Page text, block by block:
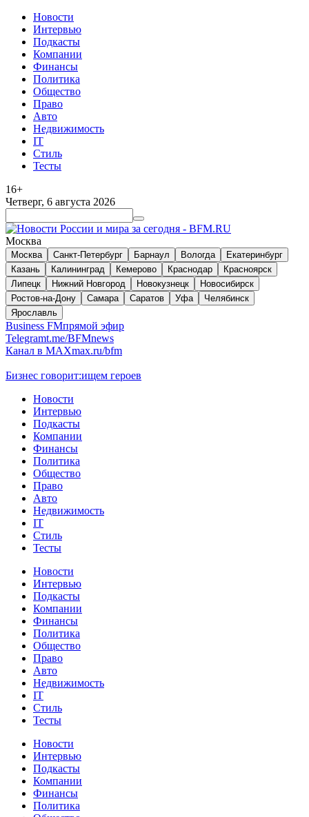
Новости
Интервью
Подкасты
Компании
Финансы
Политика
Общество
Право
Авто
Недвижимость
IT
Стиль
Тесты
16+
Четверг, 6 августа 2026
Москва
Москва Санкт-Петербург Барнаул Вологда
Екатеринбург
Казань
Калининград Кемерово Краснодар
Красноярск
Липецк
Нижний Новгород Новокузнецк
Новосибирск
Ростов-на-Дону
Самара Саратов Уфа
Челябинск
Ярославль
Business FMпрямой эфир
Telegramt.me/BFMnews
Канал в MAXmax.ru/bfm
Бизнес говорит:ищем героев
Новости
Интервью
Подкасты
Компании
Финансы
Политика
Общество
Право
Авто
Недвижимость
IT
Стиль
Тесты
Новости
Интервью
Подкасты
Компании
Финансы
Политика
Общество
Право
Авто
Недвижимость
IT
Стиль
Тесты
Новости
Интервью
Подкасты
Компании
Финансы
Политика